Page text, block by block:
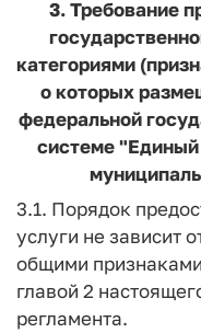
3. Требование
категориями
о которых
федеральной
системе "Единый
3.1. Порядок
услуги не зависит
общими признаками
главой 2
регламента.